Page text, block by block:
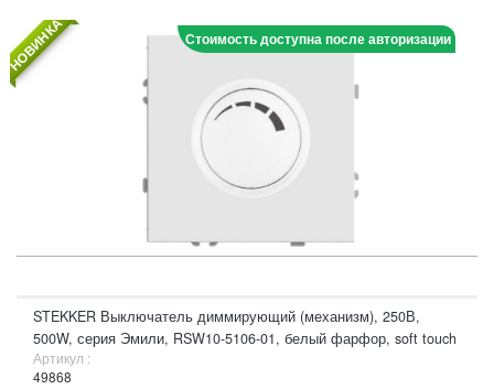
НОВИНКА Стоимость доступна после авторизации
STEKKER Выключатель диммирующий (механизм), 250В,
500W, серия Эмили, RSW10-5106-01, белый фарфор, soft touch
Артикул :
49868